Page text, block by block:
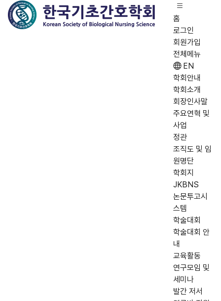
홈
로그인
회원가입
전체메뉴
EN
학회안내
학회소개
회장인사말
주요연혁 및
사업
정관
조직도 및 임
원명단
학회지
JKBNS
논문투고시
스템
학술대회
학술대회 안
내
교육활동
연구모임 및
세미나
발간 저서